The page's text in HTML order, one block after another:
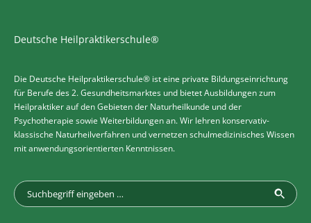
Deutsche Heilpraktikerschule®
Die Deutsche Heilpraktikerschule® ist eine private Bildungseinrichtung
für Berufe des 2. Gesundheitsmarktes und bietet Ausbildungen zum
Heilpraktiker auf den Gebieten der Naturheilkunde und der
Psychotherapie sowie Weiterbildungen an. Wir lehren konservativ-
klassische Naturheilverfahren und vernetzen schulmedizinisches Wissen
mit anwendungsorientierten Kenntnissen.